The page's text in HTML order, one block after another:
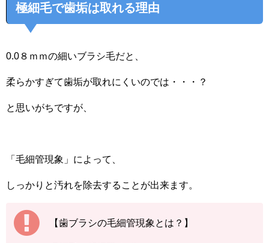
極細毛で歯垢は取れる理由
0.0８ｍｍの細いブラシ毛だと、
柔らかすぎて歯垢が取れにくいのでは・・・？
と思いがちですが、
「毛細管現象」によって、
しっかりと汚れを除去することが出来ます。
【歯ブラシの毛細管現象とは？】